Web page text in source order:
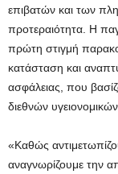
επιβατών και των
προτεραιότητα. Η
πρώτη στιγμή
κατάσταση και
ασφάλειας, που
διεθνών
«Καθώς
αναγνωρίζουμε την